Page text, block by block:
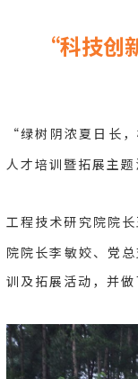
“科技
“绿树阴浓夏日长
人才培训暨拓展主
工程技术研究院院
院院长李敏姣、党
训及拓展活动，并做